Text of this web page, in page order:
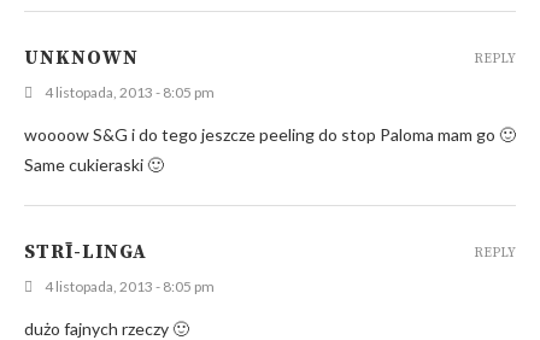
UNKNOWN
4 listopada, 2013 - 8:05 pm
woooow S&G i do tego jeszcze peeling do stop Paloma mam go 🙂
Same cukieraski 🙂
REPLY
STRĪ-LINGA
4 listopada, 2013 - 8:05 pm
dużo fajnych rzeczy 🙂
REPLY